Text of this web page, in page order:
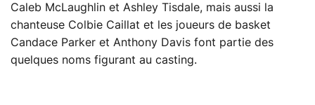
Caleb McLaughlin et Ashley Tisdale, mais aussi la
chanteuse Colbie Caillat et les joueurs de basket
Candace Parker et Anthony Davis font partie des
quelques noms figurant au casting.